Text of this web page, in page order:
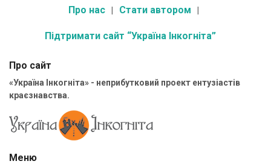
Про нас Стати автором
Підтримати сайт “Україна Інкогніта”
Про сайт
«Україна Інкогніта» - неприбутковий проект ентузіастів
краєзнавства.
Меню